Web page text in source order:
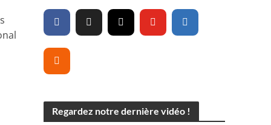
Regardez notre dernière vidéo !